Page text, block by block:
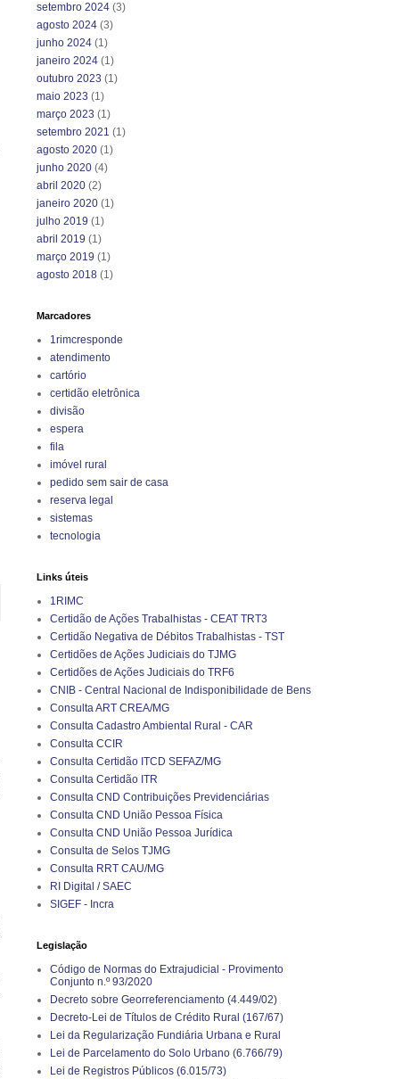
setembro 2024(3)
agosto 2024(3)
junho 2024(1)
janeiro 2024(1)
outubro 2023 (1)
maio 2023 (1)
março 2023 (1)
setembro 2021 (1)
agosto 2020(1)
junho 2020(4)
abril 2020(2)
janeiro 2020(1)
julho 2019 (1)
abril 2019 (1)
março 2019 (1)
agosto 2018(1)
Marcadores
1rimcresponde
atendimento
cartório
certidão eletrônica
divisão
espera
fila
imóvel rural
pedido sem sair de casa
reserva legal
sistemas
tecnologia
Links úteis
1RIMC
Certidão de Ações Trabalhistas - CEAT TRT3
Certidão Negativa de Débitos Trabalhistas - TST
Certidões de Ações Judiciais do TJMG
Certidões de Ações Judiciais do TRF6
CNIB - Central Nacional de Indisponibilidade de Bens
Consulta ART CREA/MG
Consulta Cadastro Ambiental Rural - CAR
Consulta CCIR
Consulta Certidão ITCD SEFAZ/MG
Consulta Certidão ITR
Consulta CND Contribuições Previdenciárias
Consulta CND União Pessoa Física
Consulta CND União Pessoa Jurídica
Consulta de Selos TJMG
Consulta RRT CAU/MG
RI Digital / SAEC
SIGEF - Incra
Legislação
Código de Normas do Extrajudicial - Provimento
Conjunto n.º 93/2020
Decreto sobre Georreferenciamento (4.449/02)
Decreto-Lei de Títulos de Crédito Rural (167/67)
Lei da Regularização Fundiária Urbana e Rural
Lei de Parcelamento do Solo Urbano (6.766/79)
Lei de Registros Públicos (6.015/73)